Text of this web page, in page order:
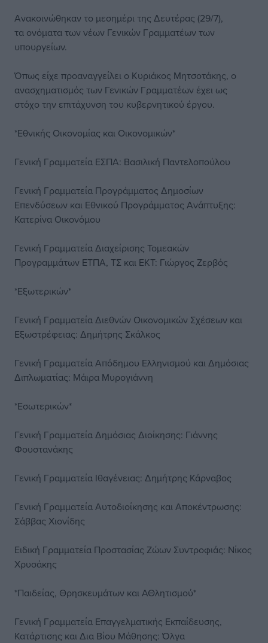
Ανακοινώθηκαν το μεσημέρι της Δευτέρας (29/7),
τα ονόματα των νέων Γενικών Γραμματέων των
υπουργείων.
Όπως είχε προαναγγείλει ο Κυριάκος Μητσοτάκης, ο
ανασχηματισμός των Γενικών Γραμματέων έχει ως
στόχο την επιτάχυνση του κυβερνητικού έργου.
*Εθνικής Οικονομίας και Οικονομικών*
Γενική Γραμματεία ΕΣΠΑ: Βασιλική Παντελοπούλου
Γενική Γραμματεία Προγράμματος Δημοσίων
Επενδύσεων και Εθνικού Προγράμματος Ανάπτυξης:
Κατερίνα Οικονόμου
Γενική Γραμματεία Διαχείρισης Τομεακών
Προγραμμάτων ΕΤΠΑ, ΤΣ και ΕΚΤ: Γιώργος Ζερβός
*Εξωτερικών*
Γενική Γραμματεία Διεθνών Οικονομικών Σχέσεων και
Εξωστρέφειας: Δημήτρης Σκάλκος
Γενική Γραμματεία Απόδημου Ελληνισμού και Δημόσιας
Διπλωματίας: Μάιρα Μυρογιάννη
*Εσωτερικών*
Γενική Γραμματεία Δημόσιας Διοίκησης: Γιάννης
Φουστανάκης
Γενική Γραμματεία Ιθαγένειας: Δημήτρης Κάρναβος
Γενική Γραμματεία Αυτοδιοίκησης και Αποκέντρωσης:
Σάββας Χιονίδης
Ειδική Γραμματεία Προστασίας Ζώων Συντροφιάς: Νίκος
Χρυσάκης
*Παιδείας, Θρησκευμάτων και ΑΘλητισμού*
Γενική Γραμματεία Επαγγελματικής Εκπαίδευσης,
Κατάρτισης και Δια Βίου Μάθησης: Όλγα